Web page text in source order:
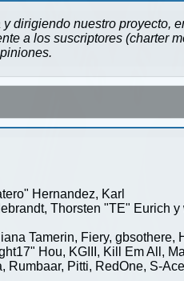
dirigiendo nuestro proyecto,
a los suscriptores (charter
Hernandez, Karl
Thorsten "TE" Eurich y
Tamerin, Fiery, gbsothere,
Hou, KGIII, Kill Em All,
Rumbaar, Pitti, RedOne, S-